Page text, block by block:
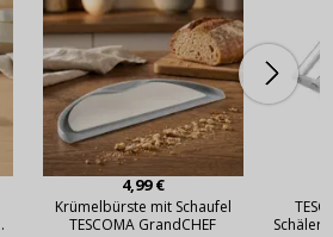
4,99 €
Krümelbürste mit Schaufel
TESCOMA GrandCHEF
Schäler